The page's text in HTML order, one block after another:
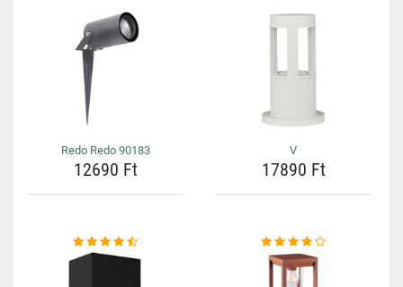
Redo Redo 90183
12690 Ft
V
17890 Ft